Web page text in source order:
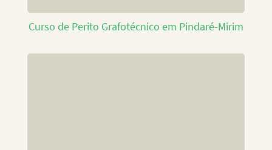
Curso de Perito Grafotécnico em Pindaré-Mirim